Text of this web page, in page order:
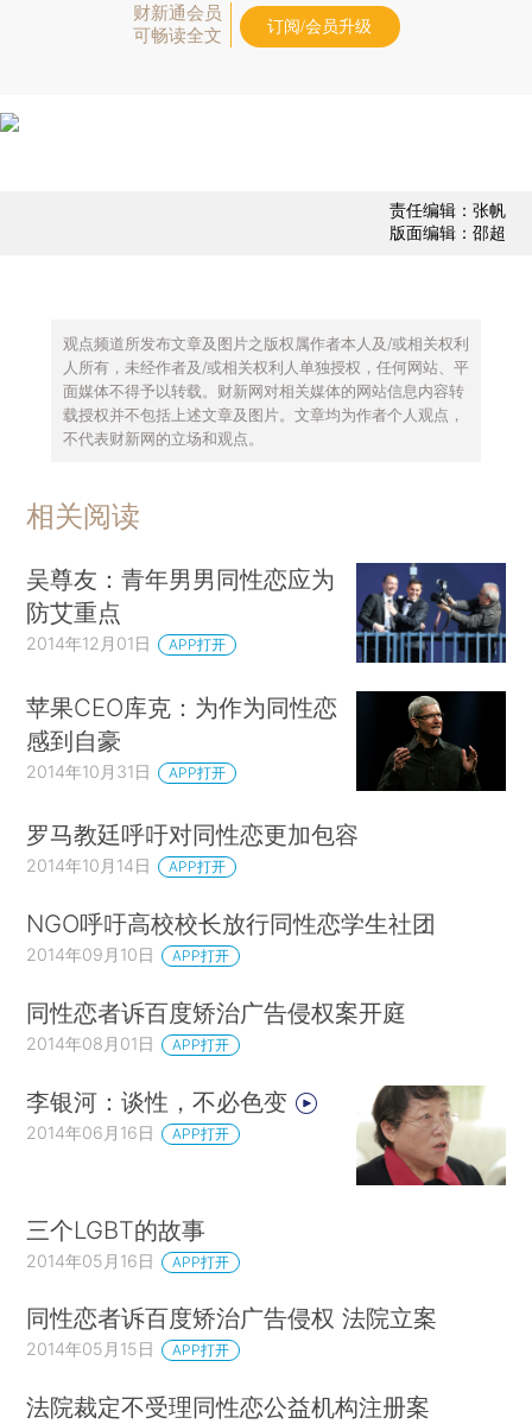
财新通会员
可畅读全文
订阅/会员升级
责任编辑：张帆
版面编辑：邵超
观点频道所发布文章及图片之版权属作者本人及/或相关权利
人所有，未经作者及/或相关权利人单独授权，任何网站、平
面媒体不得予以转载。财新网对相关媒体的网站信息内容转
载授权并不包括上述文章及图片。文章均为作者个人观点，
不代表财新网的立场和观点。
相关阅读
吴尊友：青年男男同性恋应为
防艾重点
2014年12月01日 APP打开
苹果CEO库克：为作为同性恋
感到自豪
2014年10月31日 APP打开
罗马教廷呼吁对同性恋更加包容
2014年10月14日 APP打开
NGO呼吁高校校长放行同性恋学生社团
2014年09月10日 APP打开
同性恋者诉百度矫治广告侵权案开庭
2014年08月01日 APP打开
李银河：谈性，不必色变
2014年06月16日 APP打开
三个LGBT的故事
2014年05月16日 APP打开
同性恋者诉百度矫治广告侵权 法院立案
2014年05月15日 APP打开
法院裁定不受理同性恋公益机构注册案